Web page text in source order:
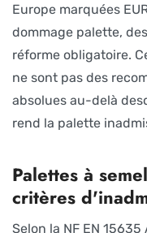
Europe marquées
dommage palette,
réforme obligatoire.
ne sont pas des
absolues au-delà
rend la palette
Palettes à
critères
Selon la NF EN